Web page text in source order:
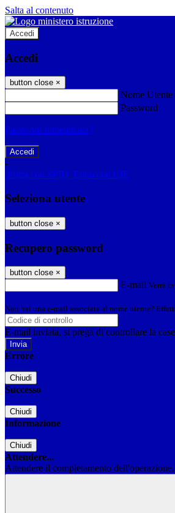
Salta al contenuto
Accedi
Accedi
button close ×
Nome Utente
Password
Password dimenticata?
-
Entra con SPID Entra con CIE
Seleziona utente
button close ×
Recupero password
button close ×
E-mail Verrà
Non hai una e-mail associata al nome utente?
E-mail inviata, si prega di controllare la
Errore
Chiudi
Successo
Chiudi
Informazione
Chiudi
Attendere...
Attendere il completamento